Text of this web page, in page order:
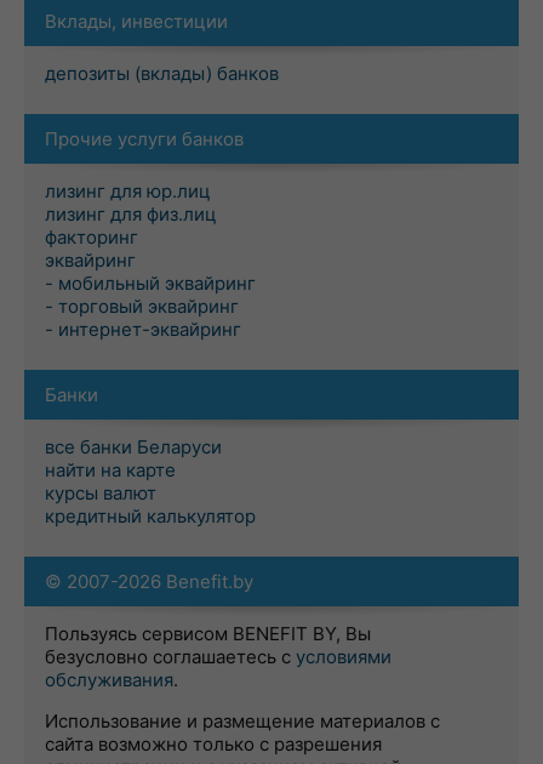
Вклады, инвестиции
депозиты (вклады) банков
Прочие услуги банков
лизинг для юр.лиц
лизинг для физ.лиц
факторинг
эквайринг
- мобильный эквайринг
- торговый эквайринг
- интернет-эквайринг
Банки
все банки Беларуси
найти на карте
курсы валют
кредитный калькулятор
© 2007-2026 Benefit.by
Пользуясь сервисом BENEFIT BY, Вы
безусловно соглашаетесь с условиями
обслуживания.
Использование и размещение материалов с
сайта возможно только с разрешения